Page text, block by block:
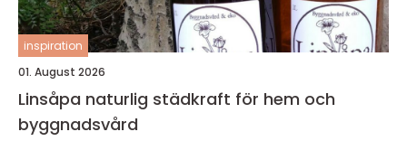
inspiration
01. August 2026
Linsåpa naturlig städkraft för hem och
byggnadsvård